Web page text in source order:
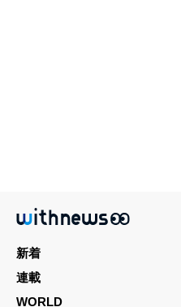
新着
連載
WORLD